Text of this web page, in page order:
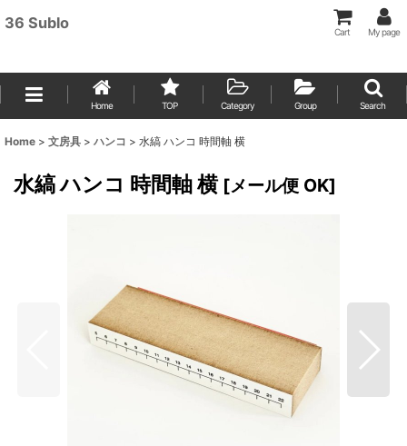
36 Sublo
Cart My page
Home TOP Category Group Search
Home > 文房具 > ハンコ > 水縞 ハンコ 時間軸 横
水縞 ハンコ 時間軸 横 [メール便 OK]